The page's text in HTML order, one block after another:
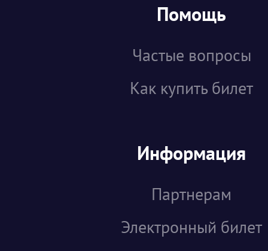
Помощь
Частые вопросы
Как купить билет
Информация
Партнерам
Электронный билет